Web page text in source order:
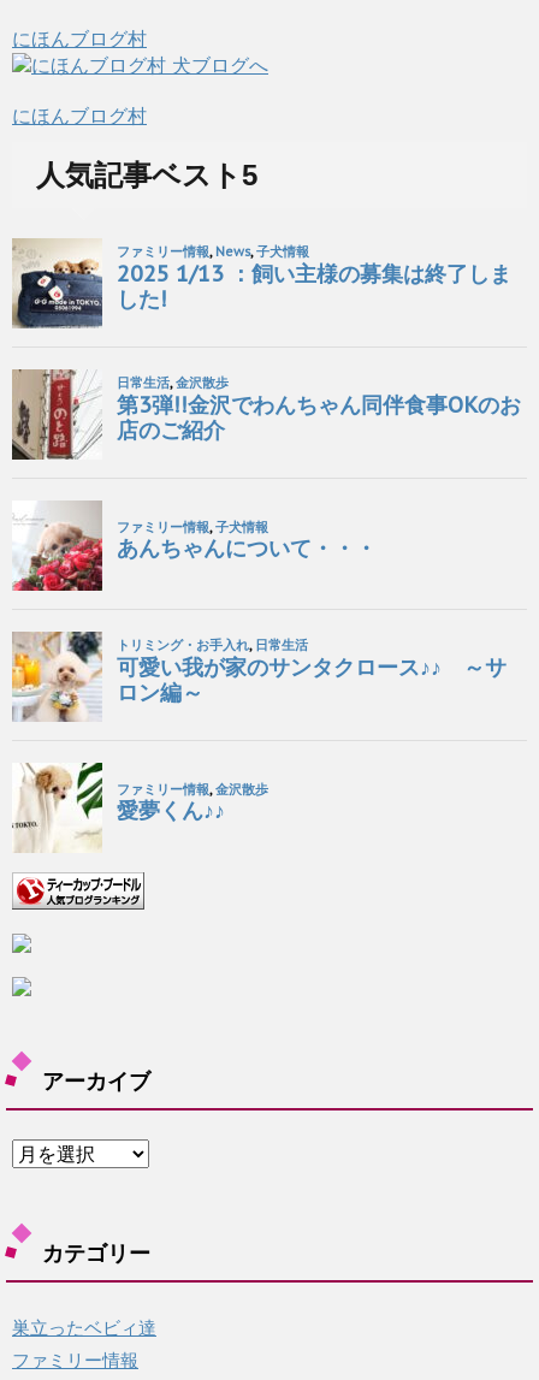
にほんブログ村
にほんブログ村
人気記事ベスト5
アーカイブ
ア
イ
ブ
カテゴリー
巣立ったベビィ達
ファミリー情報